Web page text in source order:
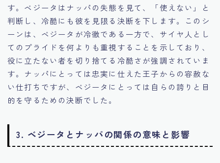
す。ベジータはナッパの失態を見て、「使えない」と
判断し、冷酷にも彼を見限る決断を下します。このシ
ーンは、ベジータが冷徹である一方で、サイヤ人とし
てのプライドを何よりも重視することを示しており、
役に立たない者を切り捨てる冷酷さが強調されていま
す。ナッパにとっては忠実に仕えた王子からの容赦な
い仕打ちですが、ベジータにとっては自らの誇りと目
的を守るための決断でした。
3. ベジータとナッパの関係の意味と影響